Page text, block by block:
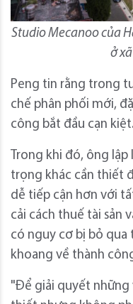
Studio Mecanoo của
ở
Peng tin rằng trong
chế phân phối mới,
công bắt đầu cạn kiệt.
Trong khi đó, ông lập
trọng khác cần thiết
dễ tiếp cận hơn với
cải cách thuế tài sản
có nguy cơ bị bỏ
khoang về thành
"Để giải quyết những